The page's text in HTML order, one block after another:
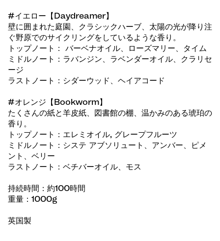
#イエロー【Daydreamer】
壁に囲まれた庭園、クラシックハーブ、太陽の光が降り注
ぐ野原でのサイクリングをしているような香り。
トップノート： バーベナオイル、ローズマリー、タイム
ミドルノート：ラバンジン、ラベンダーオイル、クラリセ
ージ
ラストノート：シダーウッド、ヘイアコード
#オレンジ【Bookworm】
たくさんの紙と羊皮紙、図書館の棚、温かみのある琥珀の
香り。
トップノート：エレミオイル, グレープフルーツ
ミドルノート：システ アブソリュート、アンバー、ピメ
ント、ベリー
ラストノート：ベチバーオイル、モス
持続時間：約100時間
重量：1000g
英国製